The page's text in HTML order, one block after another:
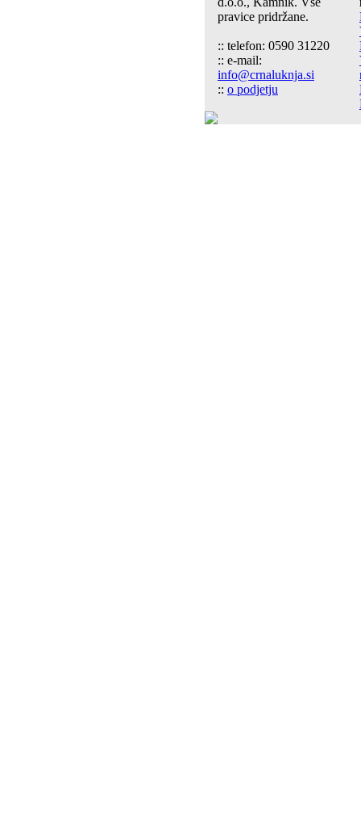
pravice pridržane.
:: telefon: 0590 31220
:: e-mail:
info@crnaluknja.si
:: o podjetju